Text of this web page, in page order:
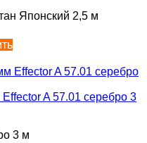
Японский 2,5 м
A 57.01 серебро 3
3 м